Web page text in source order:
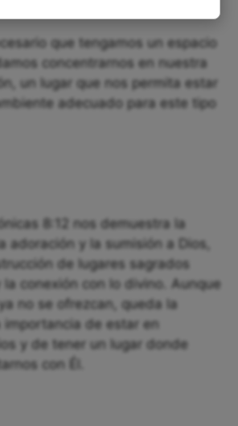
que tengamos un espacio
concentrarnos en nuestra
un lugar que nos permita estar
adecuado para este tipo
8:12 nos demuestra la
adoración y la sumisión a Dios,
de lugares sagrados
conexión con lo divino. Aunque
no se ofrezcan, queda la
importancia de estar en
y de tener un lugar donde
con Él.